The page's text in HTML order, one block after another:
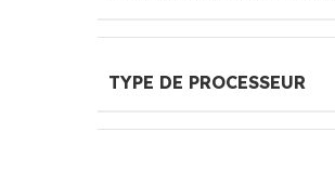
TYPE DE PROCESSEUR